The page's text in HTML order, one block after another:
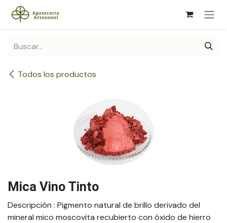
Ir al contenido
Todos los productos
Mica Vino Tinto
Descripción : Pigmento natural de brillo derivado del
mineral mico moscovita recubierto con óxido de hierro